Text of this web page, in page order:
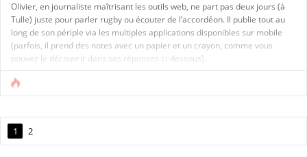
Olivier, en journaliste maîtrisant les outils web, ne part pas deux jours (à
Tulle) juste pour parler rugby ou écouter de l’accordéon. Il publie tout au
long de son périple via les multiples applications disponibles sur mobile
(parfois, il prend des notes avec un papier et un crayon, comme vous
pouvez le découvrir dans ses réponses ci-dessous).
1 2